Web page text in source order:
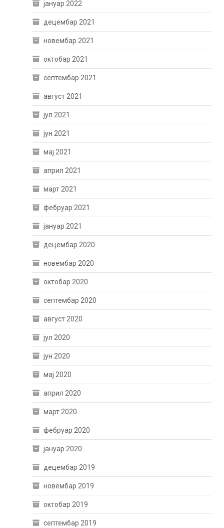
јануар 2022
децембар 2021
новембар 2021
октобар 2021
септембар 2021
август 2021
јул 2021
јун 2021
мај 2021
април 2021
март 2021
фебруар 2021
јануар 2021
децембар 2020
новембар 2020
октобар 2020
септембар 2020
август 2020
јул 2020
јун 2020
мај 2020
април 2020
март 2020
фебруар 2020
јануар 2020
децембар 2019
новембар 2019
октобар 2019
септембар 2019